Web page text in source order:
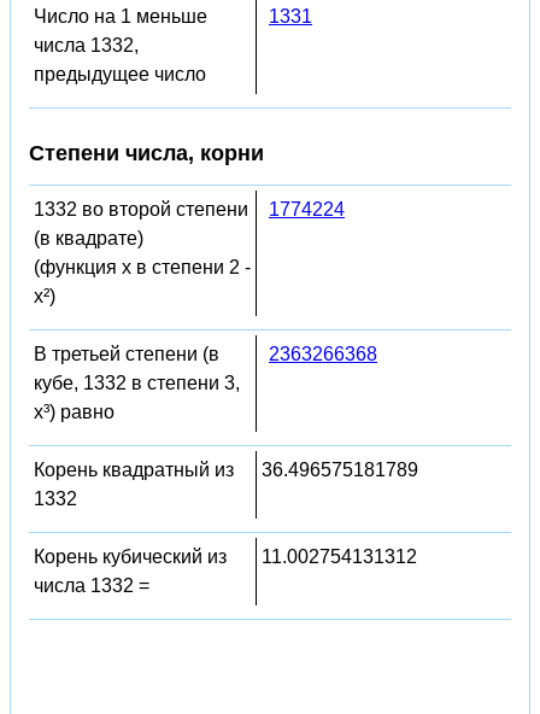
Число на 1 меньше
числа 1332,
предыдущее число
1331
Степени числа, корни
1332 во второй степени
(в квадрате)
(функция x в степени 2 -
x²)
1774224
В третьей степени (в
кубе, 1332 в степени 3,
x³) равно
2363266368
Корень квадратный из
1332
36.496575181789
Корень кубический из
числа 1332 =
11.002754131312